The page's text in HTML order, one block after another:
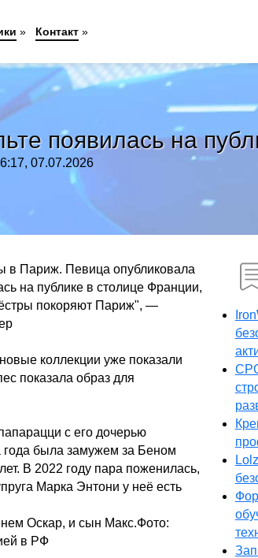
появилась на
07.07.2026
в Париж. Певица опубликовала
на публике в столице Франции,
покоряют Париж", —
коллекции уже показали
показала образ для
с его дочерью
была замужем за Беном
В 2022 году пара поженилась,
Марка Энтони у неё есть
Оскар, и сын Макс.Фото:
в РФ
» Контакт »